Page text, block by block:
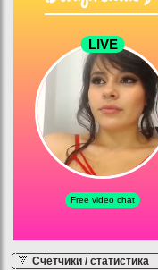
Счётчики / статистика